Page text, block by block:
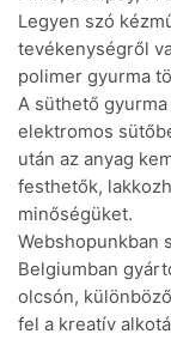
Legyen szó
tevékenységről
polimer gyurma
A süthető
elektromos
után az anyag
festhetők,
minőségüket.
Webshopunkban
Belgiumban
olcsón,
fel a kreatív